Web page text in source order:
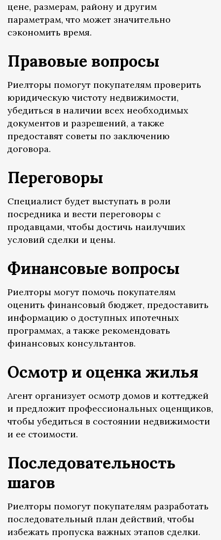
цене, размерам, району и другим
параметрам, что может значительно
сэкономить время.
Правовые вопросы
Риелторы помогут покупателям проверить
юридическую чистоту недвижимости,
убедиться в наличии всех необходимых
документов и разрешений, а также
предоставят советы по заключению
договора.
Переговоры
Специалист будет выступать в роли
посредника и вести переговоры с
продавцами, чтобы достичь наилучших
условий сделки и цены.
Финансовые вопросы
Риелторы могут помочь покупателям
оценить финансовый бюджет, предоставить
информацию о доступных ипотечных
программах, а также рекомендовать
финансовых консультантов.
Осмотр и оценка жилья
Агент организует осмотр домов и коттеджей
и предложит профессиональных оценщиков,
чтобы убедиться в состоянии недвижимости
и ее стоимости.
Последовательность
шагов
Риелторы помогут покупателям разработать
последовательный план действий, чтобы
избежать пропуска важных этапов сделки.